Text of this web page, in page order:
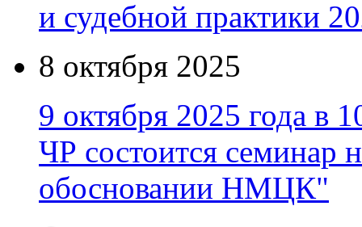
и судебной практики
8 октября 2025
9 октября 2025 года в
ЧР состоится
обосновании НМЦК"